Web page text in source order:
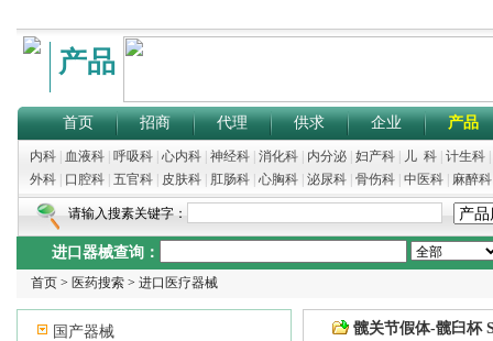
产品
首页 招商 代理 供求 企业 产品
内科| 血液科| 呼吸科| 心内科| 神经科| 消化科| 内分泌| 妇产科 儿 科| 计生科|
外科| 口腔科| 五官科| 皮肤科| 肛肠科| 心胸科| 泌尿科| 骨伤科| 中医科| 麻醉科
请输入搜素关键字：
进口器械查询：
首页 > 医药搜索 > 进口医疗器械
国产器械
髋关节假体-髋臼杯